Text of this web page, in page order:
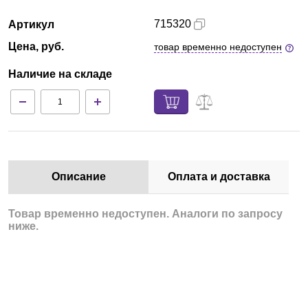
Производители
Доставка и оплата
Контакты
Артикул
Цена, руб.
Наличие на складе
715320
товар временно недоступен
Описание Оплата и доставка
Товар временно недоступен. Аналоги по запросу
ниже.